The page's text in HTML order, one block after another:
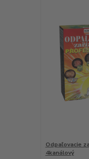
Odpaľovacie
4kanálový